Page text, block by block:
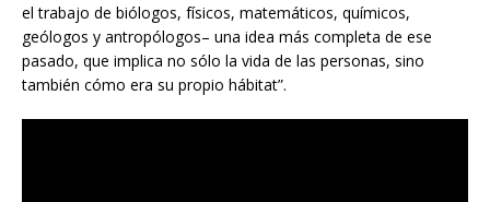
el trabajo de biólogos, físicos, matemáticos, químicos,
geólogos y antropólogos– una idea más completa de ese
pasado, que implica no sólo la vida de las personas, sino
también cómo era su propio hábitat”.